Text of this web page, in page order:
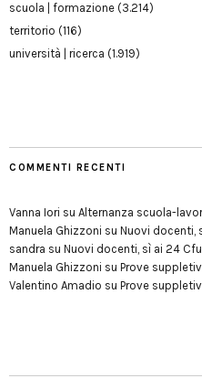
scuola | formazione (3.214)
territorio (116)
università | ricerca (1.919)
COMMENTI RECENTI
Vanna Iori su Alternanza scuola-
Manuela Ghizzoni su Nuovi docenti,
sandra su Nuovi docenti, sì ai 24
Manuela Ghizzoni su Prove
Valentino Amadio su Prove